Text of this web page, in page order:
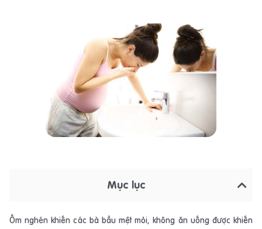
Mục lục
Ốm nghén khiến các bà bầu mệt mỏi, không ăn uống được khiến